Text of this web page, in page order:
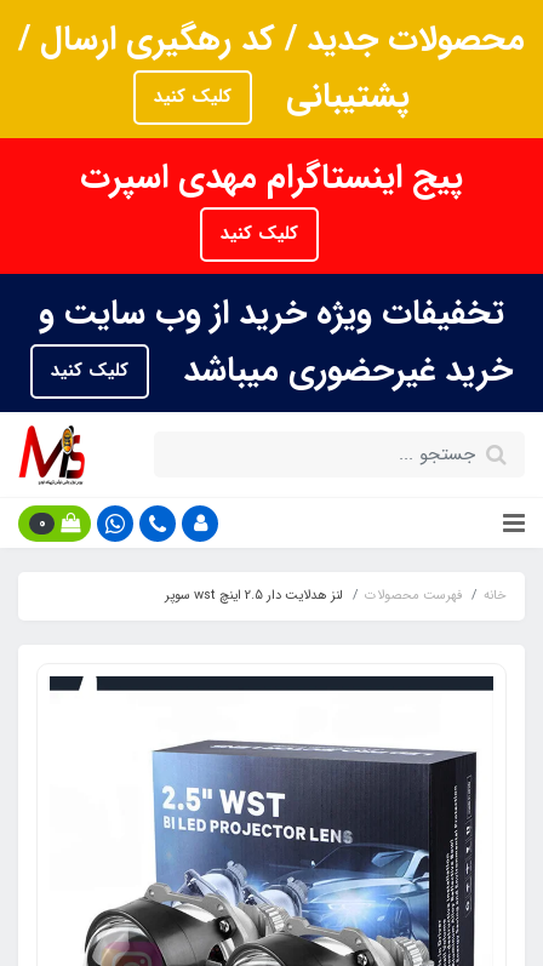
محصولات جدید / کد رهگیری ارسال /
پشتیبانی
کلیک کنید
پیج اینستاگرام مهدی اسپرت
کلیک کنید
تخفیفات ویژه خرید از وب سایت و
خرید غیرحضوری میباشد
کلیک کنید
0
خانه فهرست محصولات لنز هدلایت دار 2.5 اینچ wst سوپر